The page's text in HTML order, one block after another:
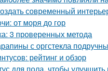
современный
от моря до гор
3 проверенных метода
с оргстекла
рейтинг и обзор